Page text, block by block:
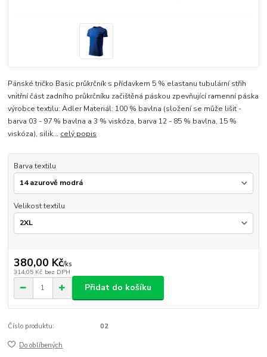
Pánské tričko Basic průkrčník s přídavkem 5 % elastanu tubulární střih
vnitřní část zadního průkrčníku začištěná páskou zpevňující ramenní páska
výrobce textilu: Adler Materiál: 100 % bavlna (složení se může lišit -
barva 03 - 97 % bavlna a 3 % viskóza, barva 12 - 85 % bavlna, 15 %
viskóza), silik... celý popis
Barva textilu
Velikost textilu
380,00 Kč/ks
314,05 Kč bez DPH
Přidat do košíku
Číslo produktu: 02
Do oblíbených